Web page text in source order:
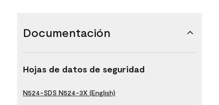
Documentación
Hojas de datos de seguridad
N524-SDS N524-3X (English)